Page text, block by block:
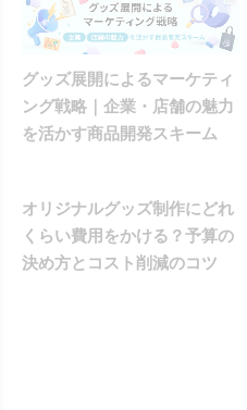
グッズ展開によるマーケティ
ング戦略｜企業・店舗の魅力
を活かす商品開発スキーム
オリジナルグッズ制作にどれ
くらい費用をかける？予算の
決め方とコスト削減のコツ